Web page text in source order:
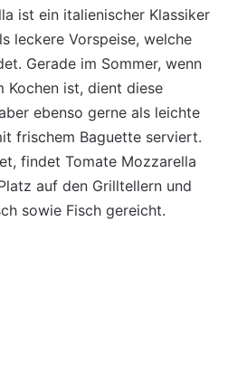
ist ein italienischer Klassiker
leckere Vorspeise, welche
Gerade im Sommer, wenn
Kochen ist, dient diese
ebenso gerne als leichte
frischem Baguette serviert.
findet Tomate Mozzarella
auf den Grilltellern und
sowie Fisch gereicht.